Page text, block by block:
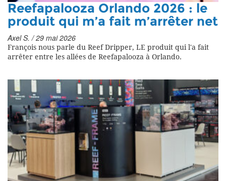
Reefapalooza Orlando 2026 : le
produit qui m’a fait m’arrêter net
Axel S. / 29 mai 2026
François nous parle du Reef Dripper, LE produit qui l'a fait
arrêter entre les allées de Reefapalooza à Orlando.